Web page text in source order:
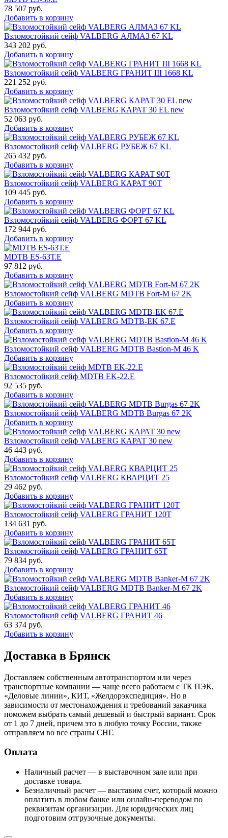
78 507 руб.
Добавить в корзину
Взломостойкий сейф VALBERG АЛМАЗ 67 KL
343 202 руб.
Добавить в корзину
Взломостойкий сейф VALBERG ГРАНИТ III 1668 KL
221 252 руб.
Добавить в корзину
Взломостойкий сейф VALBERG КАРАТ 30 EL new
52 063 руб.
Добавить в корзину
Взломостойкий сейф VALBERG РУБЕЖ 67 KL
265 432 руб.
Добавить в корзину
Взломостойкий сейф VALBERG КАРАТ 90T
109 445 руб.
Добавить в корзину
Взломостойкий сейф VALBERG ФОРТ 67 KL
172 944 руб.
Добавить в корзину
MDTB ES-63Т.Е
97 812 руб.
Добавить в корзину
Взломостойкий сейф VALBERG MDTB Fort-M 67 2K
Добавить в корзину
Взломостойкий сейф VALBERG MDTB-EK 67.E
Добавить в корзину
Взломостойкий сейф VALBERG MDTB Bastion-M 46 K
Добавить в корзину
Взломостойкий сейф MDTB EK-22.E
92 535 руб.
Добавить в корзину
Взломостойкий сейф VALBERG MDTB Burgas 67 2K
Добавить в корзину
Взломостойкий сейф VALBERG КАРАТ 30 new
46 443 руб.
Добавить в корзину
Взломостойкий сейф VALBERG КВАРЦИТ 25
29 462 руб.
Добавить в корзину
Взломостойкий сейф VALBERG ГРАНИТ 120Т
134 631 руб.
Добавить в корзину
Взломостойкий сейф VALBERG ГРАНИТ 65Т
79 834 руб.
Добавить в корзину
Взломостойкий сейф VALBERG MDTB Banker-M 67 2K
Добавить в корзину
Взломостойкий сейф VALBERG ГРАНИТ 46
63 374 руб.
Добавить в корзину
Доставка в Брянск
Доставляем собственным автотранспортом или через
транспортные компании — чаще всего работаем с ТК ПЭК,
«Деловые линии», КИТ, «Желдорэкспедиция». Но в
зависимости от местонахождения и требований заказчика
поможем выбрать самый дешевый и быстрый вариант. Срок
от 1 до 7 дней, причем это в любую точку России, также
отправляем во все страны СНГ.
Оплата
Наличный расчет — в выставочном зале или при
доставке товара.
Безналичный расчет — выставим счет, который можно
оплатить в любом банке или онлайн-переводом по
реквизитам организации. Для юридических лиц
подготовим отгрузочные документы.